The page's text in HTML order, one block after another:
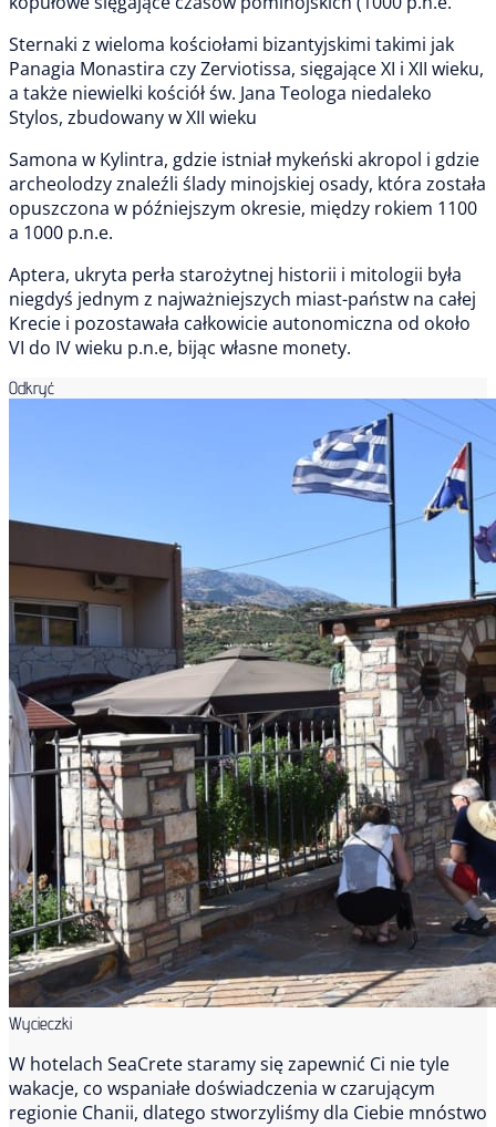
Sternaki z wieloma kościołami bizantyjskimi takimi jak
Panagia Monastira czy Zerviotissa, sięgające XI i XII wieku,
a także niewielki kościół św. Jana Teologa niedaleko
Stylos, zbudowany w XII wieku
Samona w Kylintra, gdzie istniał mykeński akropol i gdzie
archeolodzy znaleźli ślady minojskiej osady, która została
opuszczona w późniejszym okresie, między rokiem 1100
a 1000 p.n.e.
Aptera, ukryta perła starożytnej historii i mitologii była
niegdyś jednym z najważniejszych miast-państw na całej
Krecie i pozostawała całkowicie autonomiczna od około
VI do IV wieku p.n.e, bijąc własne monety.
Odkryć
Wycieczki
W hotelach SeaCrete staramy się zapewnić Ci nie tyle
wakacje, co wspaniałe doświadczenia w czarującym
regionie Chanii, dlatego stworzyliśmy dla Ciebie mnóstwo